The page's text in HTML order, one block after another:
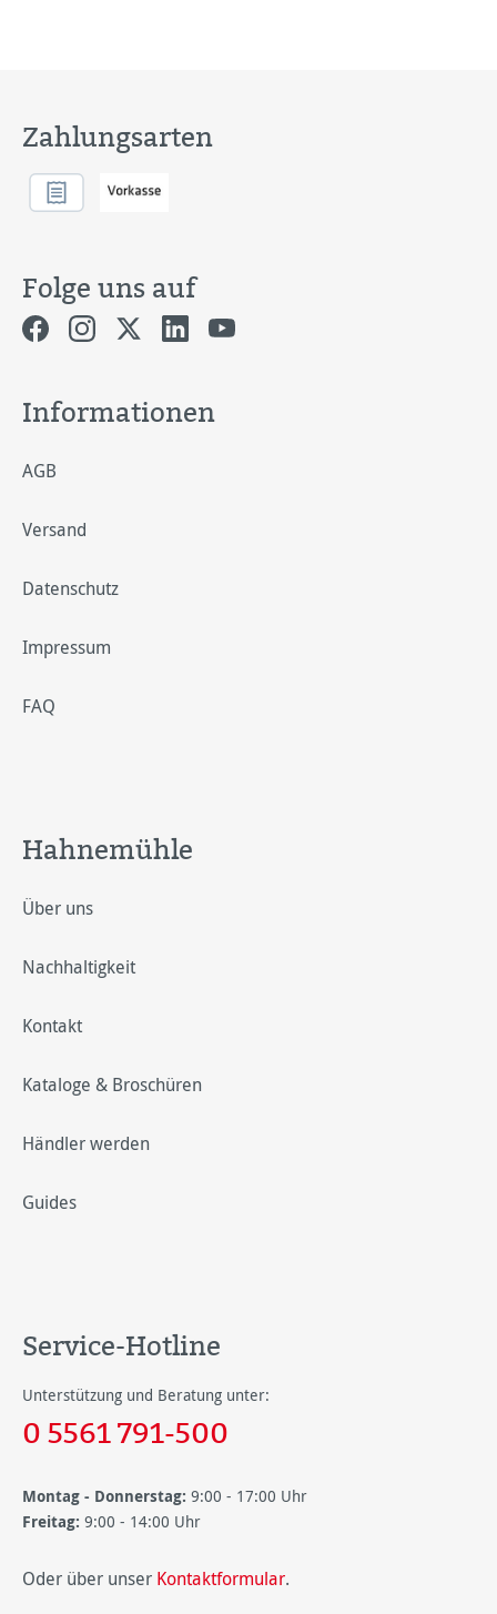
Zahlungsarten
Folge uns auf
Informationen
AGB
Versand
Datenschutz
Impressum
FAQ
Hahnemühle
Über uns
Nachhaltigkeit
Kontakt
Kataloge & Broschüren
Händler werden
Guides
Service-Hotline
Unterstützung und Beratung unter:
0 5561 791-500
Montag - Donnerstag: 9:00 - 17:00 Uhr
Freitag: 9:00 - 14:00 Uhr
Oder über unser Kontaktformular.